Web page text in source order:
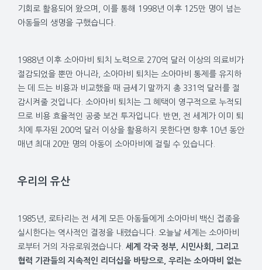
기회로 활용되어 왔으며, 이를 통해 1998년 이후 125만 명이 넘는
아동들의 생명을 구했습니다.
1988년 이후 소아마비 퇴치 노력으로 270억 달러 이상의 의료비가
절감되었을 뿐만 아니라, 소아마비 퇴치는 소아마비 통제를 유지하
는 데 드는 비용과 비교했을 때 금세기 말까지 총 331억 달러를 절
감시켜줄 것입니다. 소아마비 퇴치는 그 혜택이 영구적으로 누적되
므로 비용 효율적인 공중 보건 투자입니다. 반면, 전 세계가 이미 퇴
치에 투자된 200억 달러 이상을 활용하지 못한다면 향후 10년 동안
매년 최대 20만 명의 아동이 소아마비에 걸릴 수 있습니다.
우리의 유산
1985년, 로타리는 전 세계 모든 아동들에게 소아마비 백신 접종을
실시한다는 역사적인 결정을 내렸습니다. 오늘날 세계는 소아마비
로부터 거의 자유로워졌습니다. 세계 각국 정부, 시민사회, 그리고
협력 기관들의 지속적인 리더십을 바탕으로, 우리는 소아마비 없는